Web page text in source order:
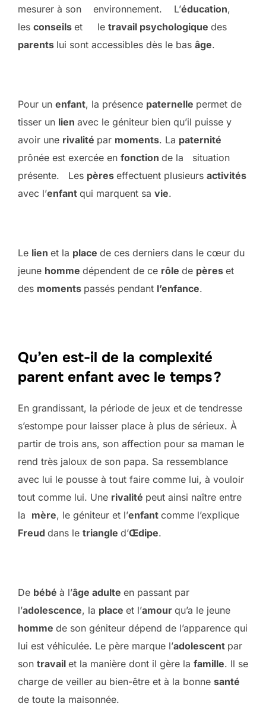
mesurer à son environnement. L’éducation,
les conseils et le travail psychologique des
parents lui sont accessibles dès le bas âge.
Pour un enfant, la présence paternelle permet de
tisser un lien avec le géniteur bien qu’il puisse y
avoir une rivalité par moments. La paternité
prônée est exercée en fonction de la situation
présente. Les pères effectuent plusieurs activités
avec l’enfant qui marquent sa vie.
Le lien et la place de ces derniers dans le cœur du
jeune homme dépendent de ce rôle de pères et
des moments passés pendant l’enfance.
Qu’en est-il de la complexité
parent enfant avec le temps ?
En grandissant, la période de jeux et de tendresse
s’estompe pour laisser place à plus de sérieux. À
partir de trois ans, son affection pour sa maman le
rend très jaloux de son papa. Sa ressemblance
avec lui le pousse à tout faire comme lui, à vouloir
tout comme lui. Une rivalité peut ainsi naître entre
la mère, le géniteur et l’enfant comme l’explique
Freud dans le triangle d’Œdipe.
De bébé à l’âge adulte en passant par
l’adolescence, la place et l’amour qu’a le jeune
homme de son géniteur dépend de l’apparence qui
lui est véhiculée. Le père marque l’adolescent par
son travail et la manière dont il gère la famille. Il se
charge de veiller au bien-être et à la bonne santé
de toute la maisonnée.